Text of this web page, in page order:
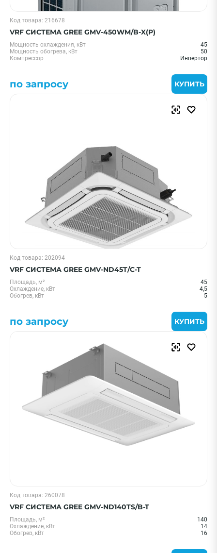
Код товара: 216678
VRF СИСТЕМА GREE GMV-450WM/B-X(P)
Мощность охлаждения, кВт
45
Мощность обогрева, кВт
50
Компрессор
Инвертор
по запросу КУПИТЬ
Код товара: 202094
VRF СИСТЕМА GREE GMV-ND45T/C-T
Площадь, м²
45
Охлаждение, кВт
4,5
Обогрев, кВт
5
по запросу КУПИТЬ
Код товара: 260078
VRF СИСТЕМА GREE GMV-ND140TS/B-T
Площадь, м²
140
Охлаждение, кВт
14
Обогрев, кВт
16